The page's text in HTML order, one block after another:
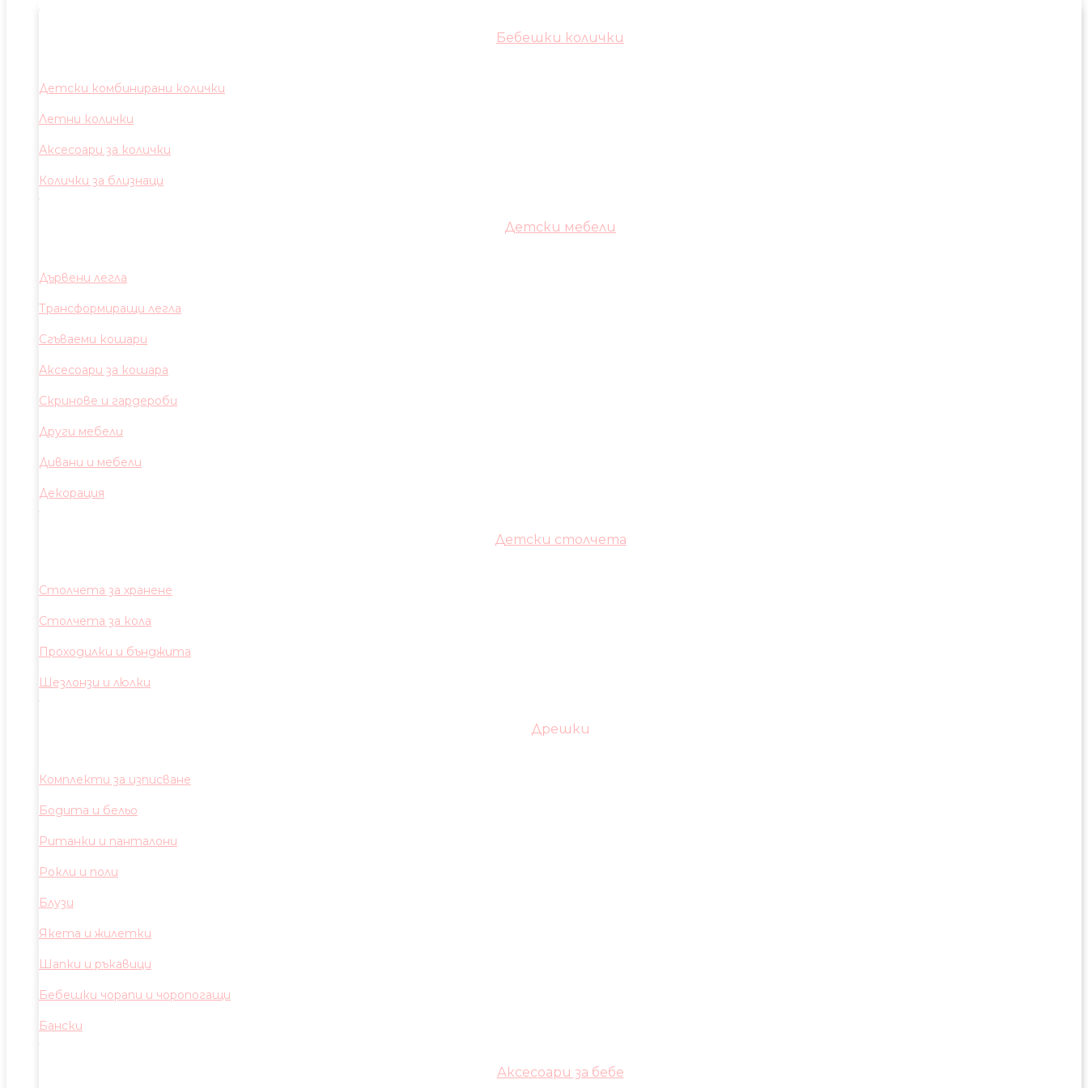
Бебешки колички
Детски комбинирани колички
Летни колички
Аксесоари за колички
Колички за близнаци
Детски мебели
Дървени легла
Трансформиращи легла
Сгъваеми кошари
Аксесоари за кошара
Скринове и гардероби
Други мебели
Дивани и мебели
Декорация
Детски столчета
Столчета за хранене
Столчета за кола
Проходилки и бънджита
Шезлонзи и люлки
Дрешки
Комплекти за изписване
Бодита и бельо
Ританки и панталони
Рокли и поли
Блузи
Якета и жилетки
Шапки и ръкавици
Бебешки чорапи и чоропогащи
Бански
Аксесоари за бебе